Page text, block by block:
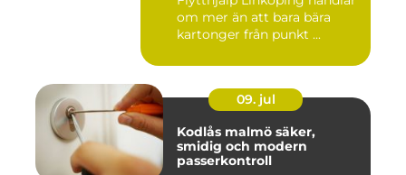
om mer än att bara bära
kartonger från punkt ...
09. jul
Kodlås malmö säker,
smidig och modern
passerkontroll